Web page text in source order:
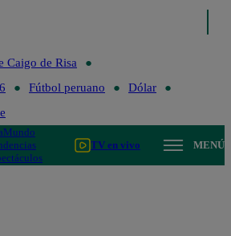
Caigo de Risa
Fútbol peruano
Dólar
Mundo
TV en vivo MENÚ